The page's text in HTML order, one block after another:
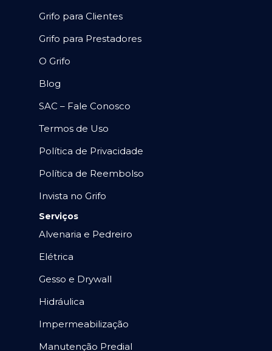
Grifo para Clientes
Grifo para Prestadores
O Grifo
Blog
SAC – Fale Conosco
Termos de Uso
Política de Privacidade
Política de Reembolso
Invista no Grifo
Serviços
Alvenaria e Pedreiro
Elétrica
Gesso e Drywall
Hidráulica
Impermeabilização
Manutenção Predial